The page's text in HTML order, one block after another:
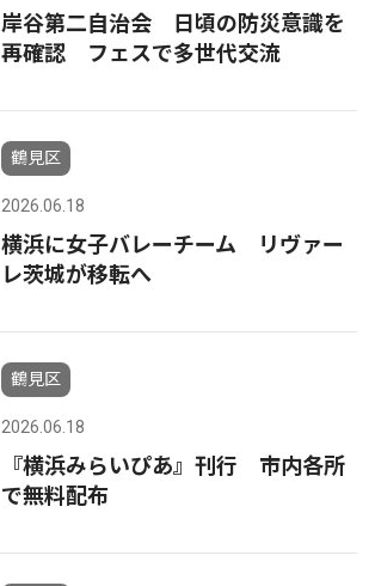
岸谷第二自治会 日頃の防災意識を
再確認 フェスで多世代交流
鶴見区
2026.06.18
横浜に女子バレーチーム リヴァー
レ茨城が移転へ
鶴見区
2026.06.18
『横浜みらいぴあ』刊行 市内各所
で無料配布